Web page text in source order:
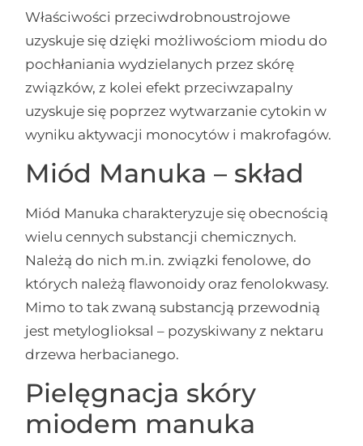
Właściwości przeciwdrobnoustrojowe
uzyskuje się dzięki możliwościom miodu do
pochłaniania wydzielanych przez skórę
związków, z kolei efekt przeciwzapalny
uzyskuje się poprzez wytwarzanie cytokin w
wyniku aktywacji monocytów i makrofagów.
Miód Manuka – skład
Miód Manuka charakteryzuje się obecnością
wielu cennych substancji chemicznych.
Należą do nich m.in. związki fenolowe, do
których należą flawonoidy oraz fenolokwasy.
Mimo to tak zwaną substancją przewodnią
jest metyloglioksal – pozyskiwany z nektaru
drzewa herbacianego.
Pielęgnacja skóry
miodem manuka